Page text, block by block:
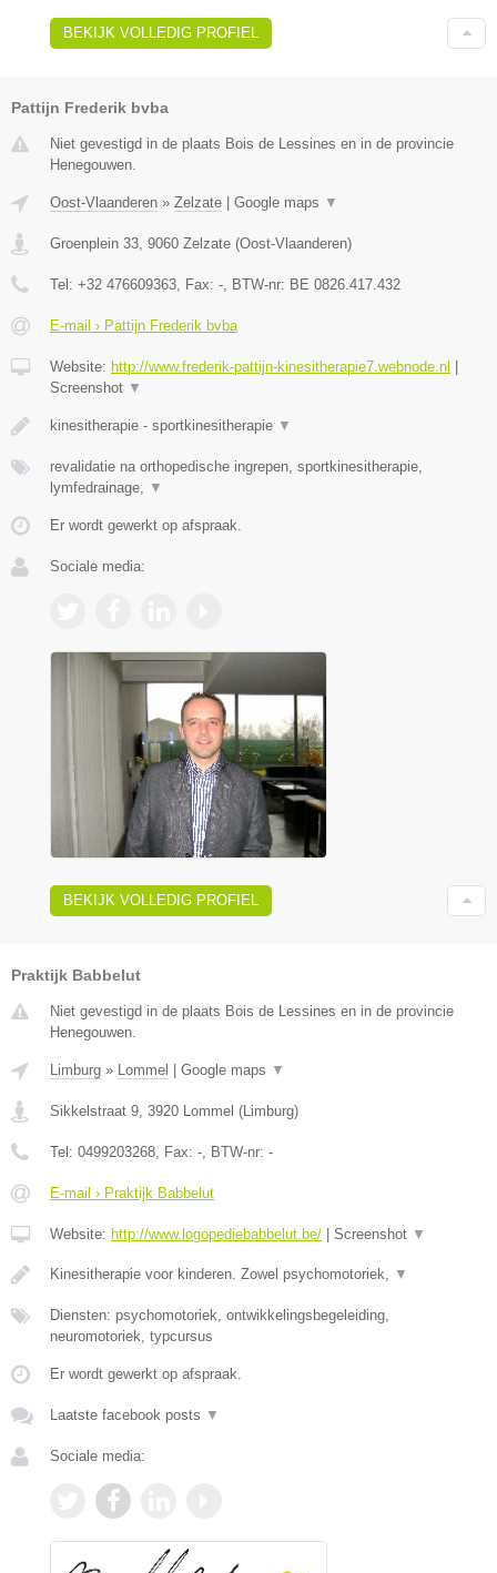
BEKIJK VOLLEDIG PROFIEL
Pattijn Frederik bvba
Niet gevestigd in de plaats Bois de Lessines en in de provincie
Henegouwen.
Oost-Vlaanderen » Zelzate | Google maps ▼
Groenplein 33 9060 Zelzate (Oost-Vlaanderen)
Tel: +32 476609363 , Fax: - , BTW-nr: BE 0826.417.432
E-mail › Pattijn Frederik bvba
Website: http://www.frederik-pattijn-kinesitherapie7.webnode.nl |
Screenshot ▼
kinesitherapie - sportkinesitherapie ▼
revalidatie na orthopedische ingrepen, sportkinesitherapie,
lymfedrainage,
▼
Er wordt gewerkt op afspraak.
Sociale media:
BEKIJK VOLLEDIG PROFIEL
Praktijk Babbelut
Niet gevestigd in de plaats Bois de Lessines en in de provincie
Henegouwen.
Limburg » Lommel Google maps ▼
Sikkelstraat 9, 3920 Lommel (Limburg)
Tel: 0499203268, Fax: -, BTW-nr: -
E-mail › Praktijk Babbelut
Website: http://www.logopediebabbelut.be/ Screenshot ▼
Kinesitherapie voor kinderen. Zowel psychomotoriek, ▼
Diensten: psychomotoriek, ontwikkelingsbegeleiding,
neuromotoriek, typcursus
Er wordt gewerkt op afspraak.
Laatste facebook posts ▼
Sociale media: